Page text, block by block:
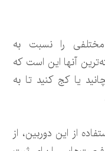
را نسبت به
آنها این است که
یا کج کنید تا به
از این دوربین، از